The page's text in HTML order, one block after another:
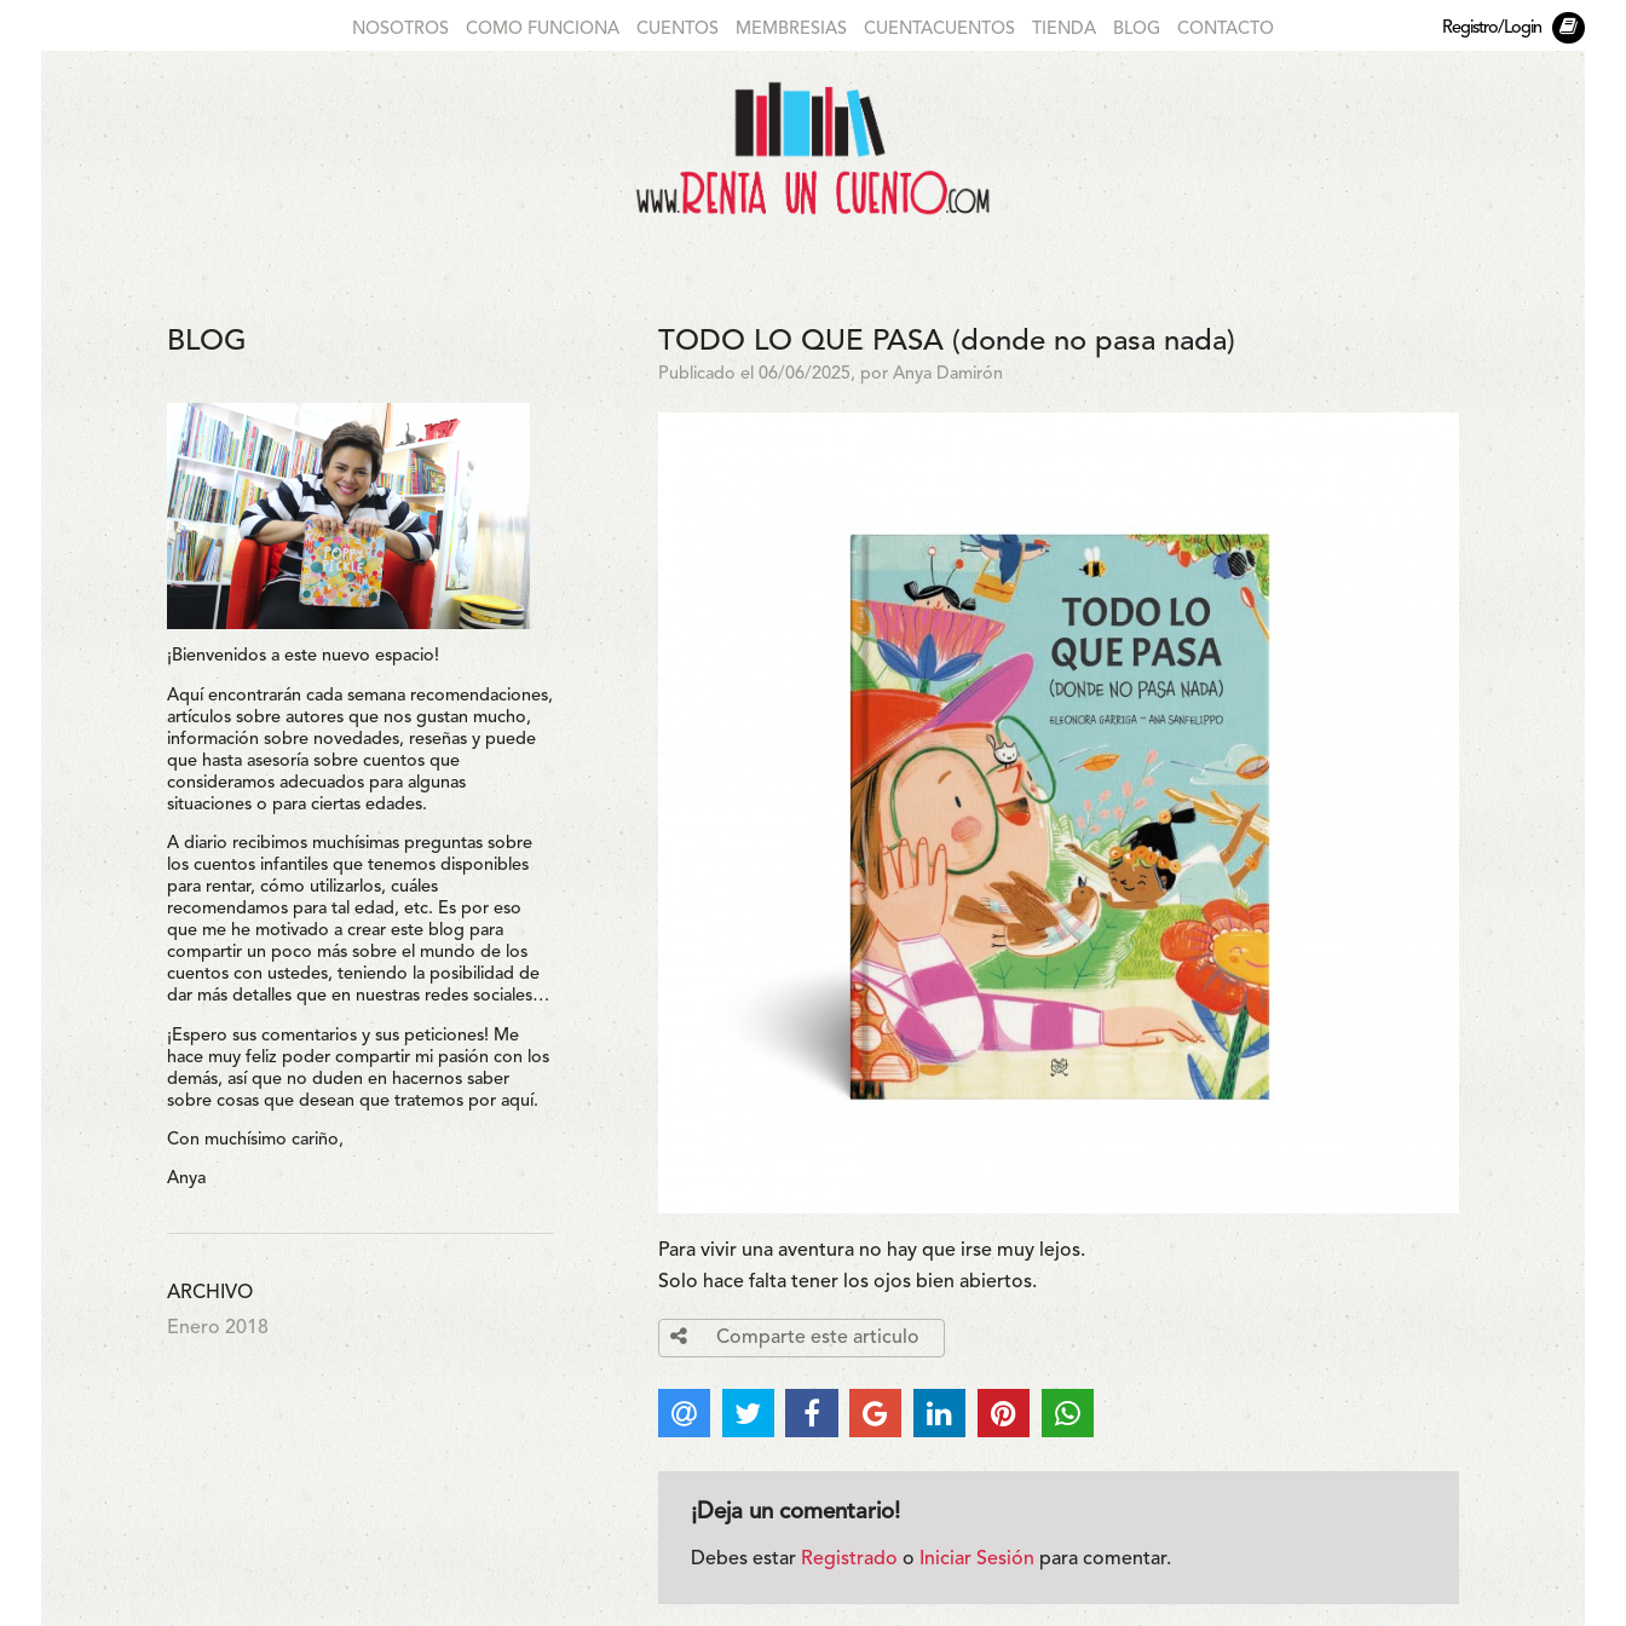
NOSOTROS COMO FUNCIONA CUENTOS MEMBRESIAS CUENTACUENTOS TIENDA BLOG CONTACTO Registro/Login
BLOG
¡Bienvenidos a este nuevo espacio!
Aquí encontrarán cada semana recomendaciones,
artículos sobre autores que nos gustan mucho,
información sobre novedades, reseñas y puede
que hasta asesoría sobre cuentos que
consideramos adecuados para algunas
situaciones o para ciertas edades.
A diario recibimos muchísimas preguntas sobre
los cuentos infantiles que tenemos disponibles
para rentar, cómo utilizarlos, cuáles
recomendamos para tal edad, etc. Es por eso
que me he motivado a crear este blog para
compartir un poco más sobre el mundo de los
cuentos con ustedes, teniendo la posibilidad de
dar más detalles que en nuestras redes sociales…
¡Espero sus comentarios y sus peticiones! Me
hace muy feliz poder compartir mi pasión con los
demás, así que no duden en hacernos saber
sobre cosas que desean que tratemos por aquí.
Con muchísimo cariño,
Anya
ARCHIVO
Enero 2018
TODO LO QUE PASA (donde no pasa nada)
Publicado el 06/06/2025, por Anya Damirón
Para vivir una aventura no hay que irse muy lejos.
Solo hace falta tener los ojos bien abiertos.
Comparte este articulo
¡Deja un comentario!
Debes estar Registrado o Iniciar Sesión para comentar.